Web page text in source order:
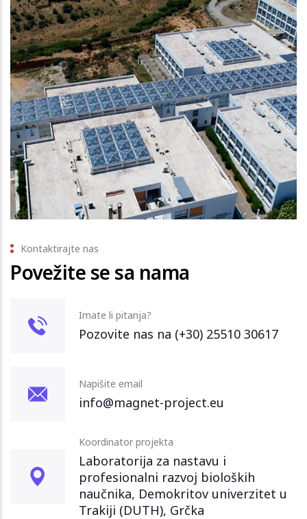
Kontaktirajte nas
Povežite se sa nama
Imate li pitanja?
Pozovite nas na (+30) 25510 30617
Napišite email
info@magnet-project.eu
Koordinator projekta
Laboratorija za nastavu i
profesionalni razvoj bioloških
naučnika, Demokritov univerzitet u
Trakiji (DUTH), Grčka